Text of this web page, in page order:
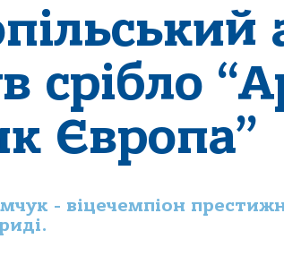
срібло
Європа”
- віцечемпіон